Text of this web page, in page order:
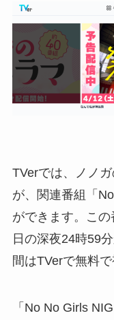
TVerでは、ノノ
が、関連番組「
ができます。こ
日の深夜24時59
間はTVerで無料で
「No No Girls